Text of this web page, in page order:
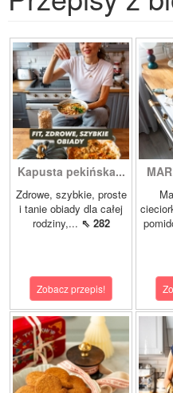
Kapusta pekińska...
Zdrowe, szybkie, proste
i tanie obiady dla całej
rodziny,... ⇖ 282
Zobacz przepis!